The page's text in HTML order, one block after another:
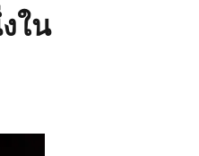
ใน